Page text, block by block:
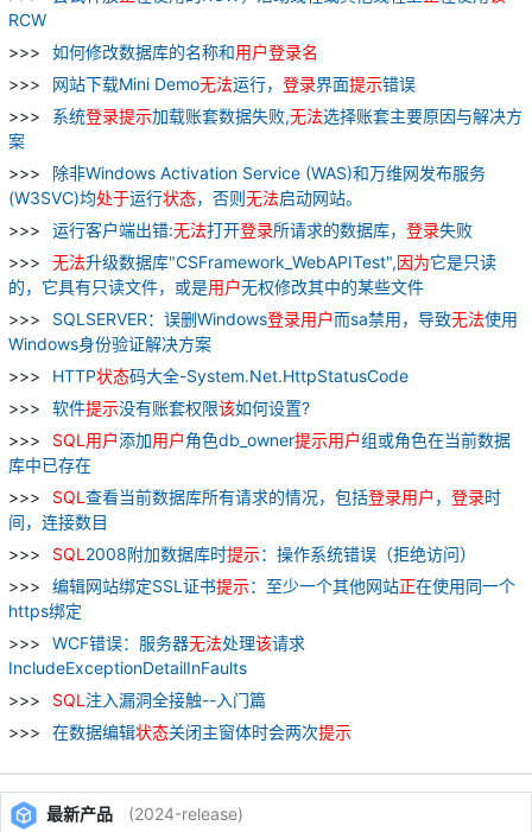
RCW
如何修改数据库的名称和用户登录名
网站下载Mini Demo无法运行， 登录界面提示错误
系统登录提示加载账套数据失败,无法选择账套主要原因与解决方
案
除非Windows Activation Service (WAS)和万维网发布服务
(W3SVC)均处于运行状态，否则无法启动网站。
运行客户端出错:无法打开登录所请求的数据库， 登录失败
无法升级数据库"CSFramework_WebAPITest",因为它是只读
的，它具有只读文件，或是用户无权修改其中的某些文件
SQLSERVER：误删Windows登录用户而sa禁用，导致无法使用
Windows身份验证解决方案
HTTP状态码大全-System.Net.HttpStatusCode
软件提示没有账套权限该如何设置?
SQL 用户添加用户角色db_owner提示用户组或角色在当前数据
库中已存在
SQL 查看当前数据库所有请求的情况，包括登录用户 ， 登录时
间，连接数目
SQL 2008附加数据库时提示：操作系统错误（拒绝访问）
编辑网站绑定SSL证书提示：至少一个其他网站正在使用同一个
https绑定
WCF错误：服务器无法处理该请求
IncludeExceptionDetailInFaults
SQL 注入漏洞全接触--入门篇
在数据编辑状态关闭主窗体时会两次提示
最新产品 (2024-release)